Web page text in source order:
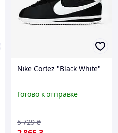
Nike Cortez "Black White"
Готово к отправке
5 729 ₴